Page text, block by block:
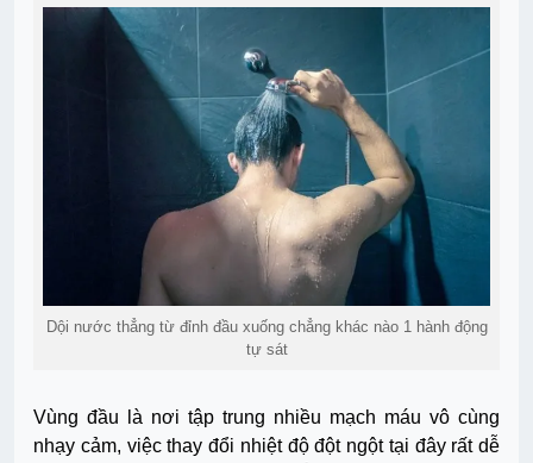
Dội nước thẳng từ đỉnh đầu xuống chẳng khác nào 1 hành động
tự sát
Vùng đầu là nơi tập trung nhiều mạch máu vô cùng
nhạy cảm, việc thay đổi nhiệt độ đột ngột tại đây rất dễ